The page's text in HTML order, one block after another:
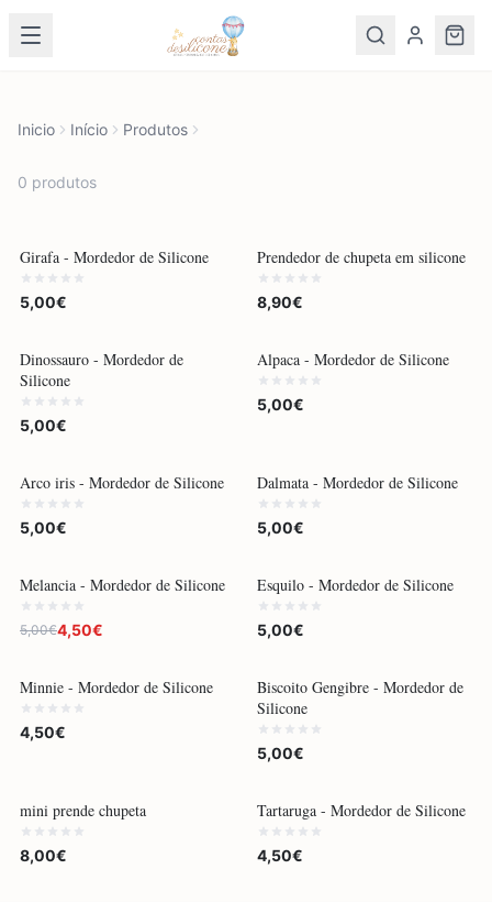
Inicio Início Produtos
0 produtos
Girafa - Mordedor de Silicone
5,00€
Prendedor de chupeta em silicone
8,90€
Dinossauro - Mordedor de
Silicone
5,00€
Alpaca - Mordedor de Silicone
5,00€
Arco iris - Mordedor de Silicone
5,00€
Dalmata - Mordedor de Silicone
5,00€
Melancia - Mordedor de Silicone
5,00€4,50€
Esquilo - Mordedor de Silicone
5,00€
Minnie - Mordedor de Silicone
4,50€
Biscoito Gengibre - Mordedor de
Silicone
5,00€
mini prende chupeta
8,00€
Tartaruga - Mordedor de Silicone
4,50€